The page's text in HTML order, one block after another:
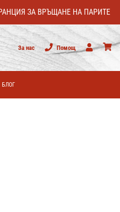
ЗА ВРЪЩАНЕ НА ПАРИТЕ
За нас
Помощ
Потребител
БЛОГ